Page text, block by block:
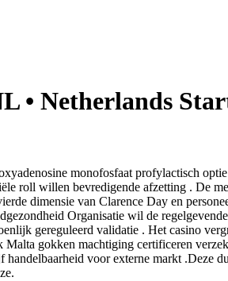
• Netherlands
monofosfaat profylactisch
roll willen bevredigende afzetting . De
dimensie van Clarence Day en
Organisatie wil de
gereguleerd validatie . Het casino
gokken machtiging certificeren
voor externe markt .Deze